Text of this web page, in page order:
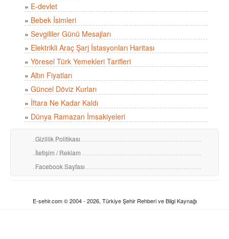
» E-devlet
» Bebek İsimleri
» Sevgililer Günü Mesajları
» Elektrikli Araç Şarj İstasyonları Haritası
» Yöresel Türk Yemekleri Tarifleri
» Altın Fiyatları
» Güncel Döviz Kurları
» İftara Ne Kadar Kaldı
» Dünya Ramazan İmsakiyeleri
Gizlilik Politikası
İletişim / Reklam
Facebook Sayfası
E-sehir.com © 2004 - 2026, Türkiye Şehir Rehberi ve Bilgi Kaynağı